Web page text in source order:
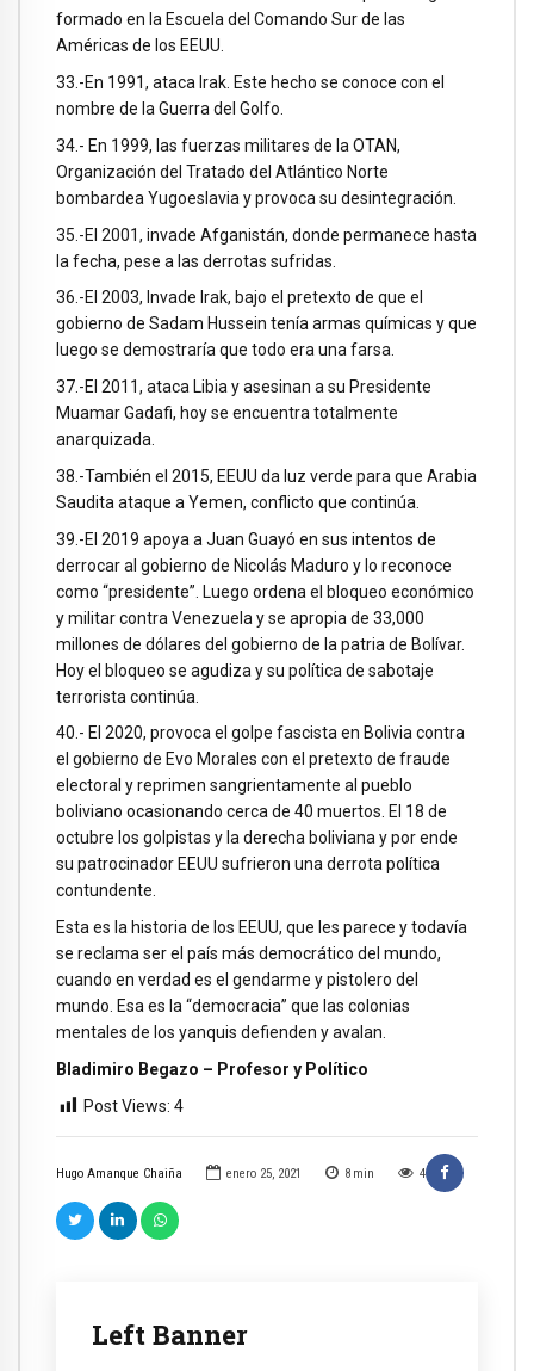
Hugo Amanque Chaiña enero 25, 2021 8 min 4
Left Banner
formado en la Escuela del Comando Sur de las
Américas de los EEUU.
33.-En 1991, ataca Irak. Este hecho se conoce con el
nombre de la Guerra del Golfo.
34.- En 1999, las fuerzas militares de la OTAN,
Organización del Tratado del Atlántico Norte
bombardea Yugoeslavia y provoca su desintegración.
35.-El 2001, invade Afganistán, donde permanece hasta
la fecha, pese a las derrotas sufridas.
36.-El 2003, Invade Irak, bajo el pretexto de que el
gobierno de Sadam Hussein tenía armas químicas y que
luego se demostraría que todo era una farsa.
37.-El 2011, ataca Libia y asesinan a su Presidente
Muamar Gadafi, hoy se encuentra totalmente
anarquizada.
38.-También el 2015, EEUU da luz verde para que Arabia
Saudita ataque a Yemen, conflicto que continúa.
39.-El 2019 apoya a Juan Guayó en sus intentos de
derrocar al gobierno de Nicolás Maduro y lo reconoce
como “presidente”. Luego ordena el bloqueo económico
y militar contra Venezuela y se apropia de 33,000
millones de dólares del gobierno de la patria de Bolívar.
Hoy el bloqueo se agudiza y su política de sabotaje
terrorista continúa.
40.- El 2020, provoca el golpe fascista en Bolivia contra
el gobierno de Evo Morales con el pretexto de fraude
electoral y reprimen sangrientamente al pueblo
boliviano ocasionando cerca de 40 muertos. El 18 de
octubre los golpistas y la derecha boliviana y por ende
su patrocinador EEUU sufrieron una derrota política
contundente.
Esta es la historia de los EEUU, que les parece y todavía
se reclama ser el país más democrático del mundo,
cuando en verdad es el gendarme y pistolero del
mundo. Esa es la “democracia” que las colonias
mentales de los yanquis defienden y avalan.
Bladimiro Begazo – Profesor y Político
Post Views: 4